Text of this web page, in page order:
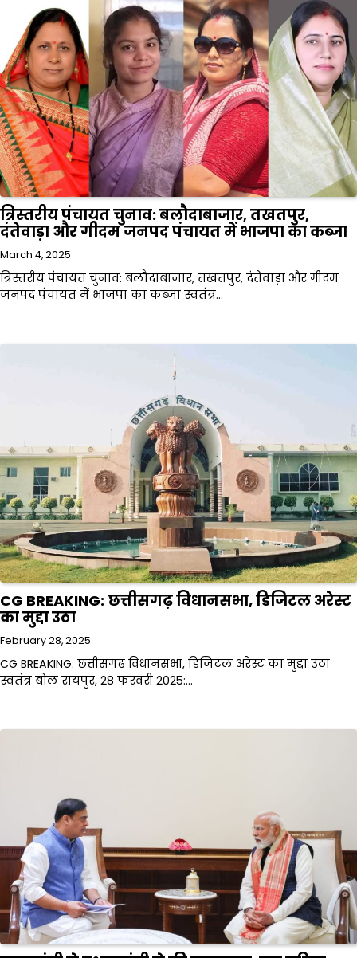
त्रिस्तरीय पंचायत चुनाव: बलौदाबाजार, तखतपुर,
दंतेवाड़ा और गीदम जनपद पंचायत में भाजपा का कब्जा
March 4, 2025
त्रिस्तरीय पंचायत चुनाव: बलौदाबाजार, तखतपुर, दंतेवाड़ा और गीदम
जनपद पंचायत में भाजपा का कब्जा स्वतंत्र…
CG BREAKING: छत्तीसगढ़ विधानसभा, डिजिटल अरेस्ट
का मुद्दा उठा
February 28, 2025
CG BREAKING: छत्तीसगढ़ विधानसभा, डिजिटल अरेस्ट का मुद्दा उठा
स्वतंत्र बोल रायपुर, 28 फरवरी 2025:…